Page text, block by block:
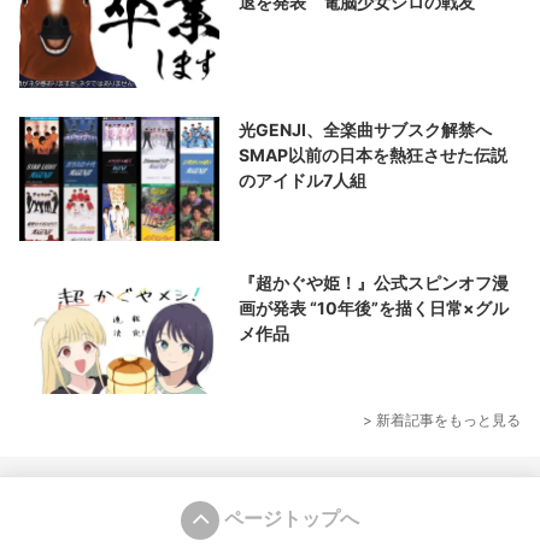
光GENJI、全楽曲サブスク解禁へ
SMAP以前の日本を熱狂させた伝説
のアイドル7人組
『超かぐや姫！』公式スピンオフ漫
画が発表 “10年後”を描く日常×グル
メ作品
> 新着記事をもっと見る
ページトップへ